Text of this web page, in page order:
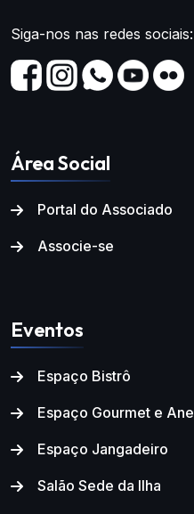
Siga-nos nas redes sociais:
Área Social
Portal do Associado
Associe-se
Eventos
Espaço Bistrô
Espaço Gourmet e
Espaço Jangadeiro
Salão Sede da Ilha